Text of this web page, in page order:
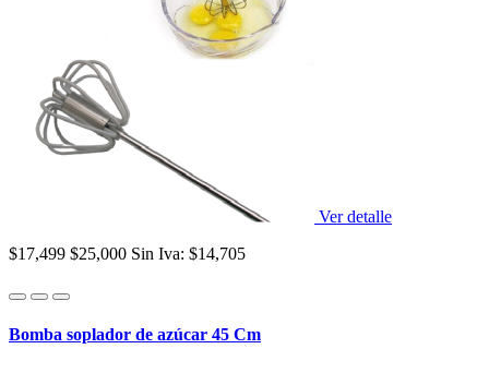
Ver detalle
$17,499 $25,000 Sin Iva: $14,705
Bomba soplador de azúcar 45 Cm